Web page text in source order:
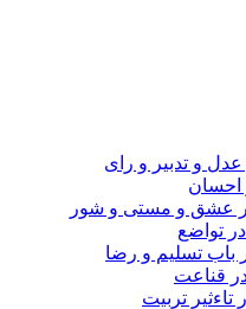
و تدبیر و رای
احسان
عشق و مستی و شور
تواضع
باب تسلیم و رضا
قناعت
تاءثیر تربیت